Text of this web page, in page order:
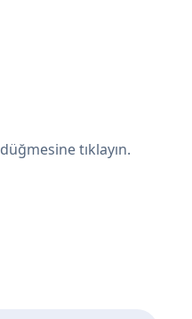
düğmesine tıklayın.